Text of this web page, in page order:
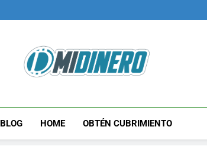
Midinero.co
BLOG HOME OBTÉN CUBRIMIENTO